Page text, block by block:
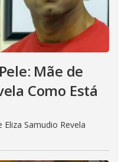
Mãe de
Como Está
Samudio Revela